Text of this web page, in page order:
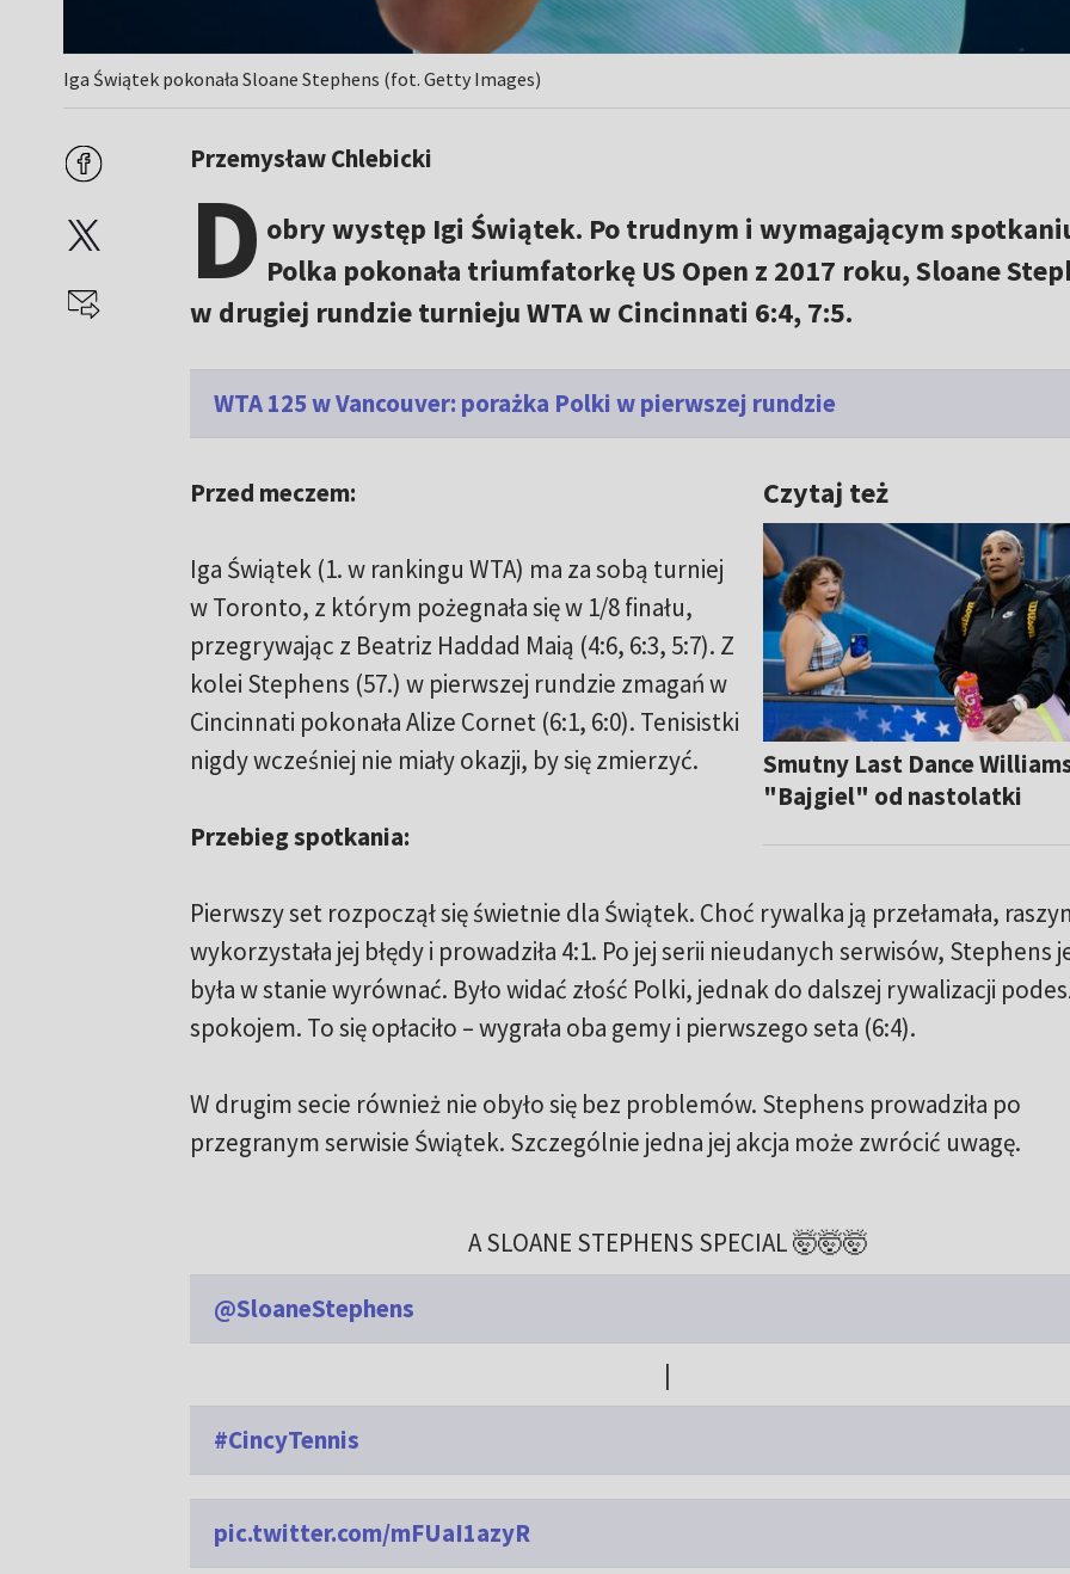
Iga Świątek pokonała Sloane Stephens (fot. Getty Images)
Przemysław Chlebicki
D obry występ Igi Świątek. Po trudnym i wymagającym
Polka pokonała triumfatorkę US Open z 2017 roku, Sloane
w drugiej rundzie turnieju WTA w Cincinnati 6:4, 7:5.
WTA 125 w Vancouver: porażka Polki w pierwszej rundzie
Czytaj też
Smutny Last Dance
"Bajgiel" od nastolatki
Przed meczem:
Iga Świątek (1. w rankingu WTA) ma za sobą turniej
w Toronto, z którym pożegnała się w 1/8 finału,
przegrywając z Beatriz Haddad Maią (4:6, 6:3, 5:7). Z
kolei Stephens (57.) w pierwszej rundzie zmagań w
Cincinnati pokonała Alize Cornet (6:1, 6:0). Tenisistki
nigdy wcześniej nie miały okazji, by się zmierzyć.
Przebieg spotkania:
Pierwszy set rozpoczął się świetnie dla Świątek. Choć rywalka ją przełamała,
wykorzystała jej błędy i prowadziła 4:1. Po jej serii nieudanych serwisów, Stephens
była w stanie wyrównać. Było widać złość Polki, jednak do dalszej rywalizacji
spokojem. To się opłaciło – wygrała oba gemy i pierwszego seta (6:4).
W drugim secie również nie obyło się bez problemów. Stephens prowadziła po
przegranym serwisie Świątek. Szczególnie jedna jej akcja może zwrócić uwagę.
A SLOANE STEPHENS SPECIAL 🤯🤯🤯
@SloaneStephens
|
#CincyTennis
pic.twitter.com/mFUaI1azyR